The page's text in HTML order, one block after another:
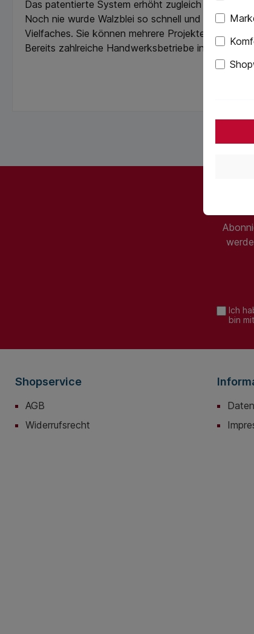
Das patentierte System erhöht zugleich die
Noch nie wurde Walzblei so schnell und exakt auf
Vielfaches. Sie können mehrere Projekte im
Bereits zahlreiche Handwerksbetriebe in der
Ich
bin
Shopservice
AGB
Widerrufsrecht